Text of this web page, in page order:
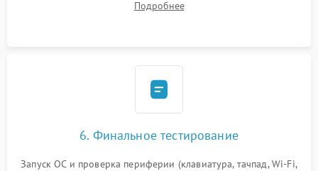
шлейфов, модулей памяти и накопителей. Предварительная
Подробнее
6. Финальное тестирование
Запуск ОС и проверка периферии (клавиатура, тачпад, Wi-Fi,